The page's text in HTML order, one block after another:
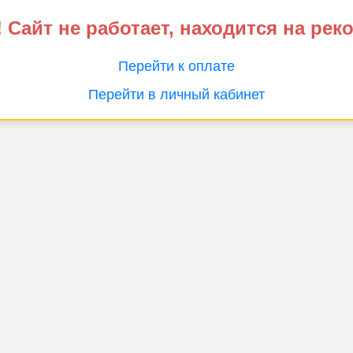
не работает, находится на
Перейти к оплате
Перейти в личный кабинет